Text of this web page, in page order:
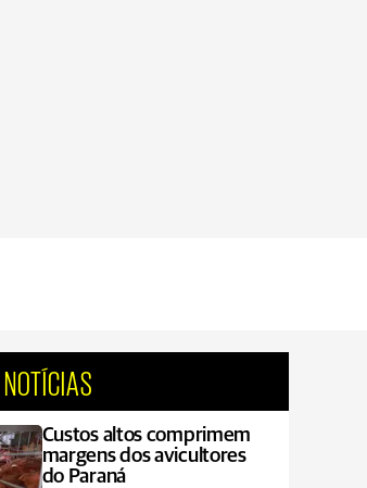
Custos altos comprimem
margens dos avicultores
do Paraná